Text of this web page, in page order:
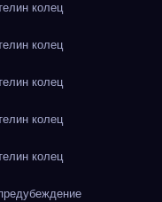
колец
колец
колец
колец
колец